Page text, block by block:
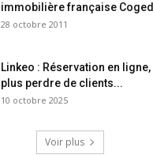
immobilière française
28 octobre 2011
Linkeo : Réservation en
plus perdre de clients...
10 octobre 2025
Voir plus